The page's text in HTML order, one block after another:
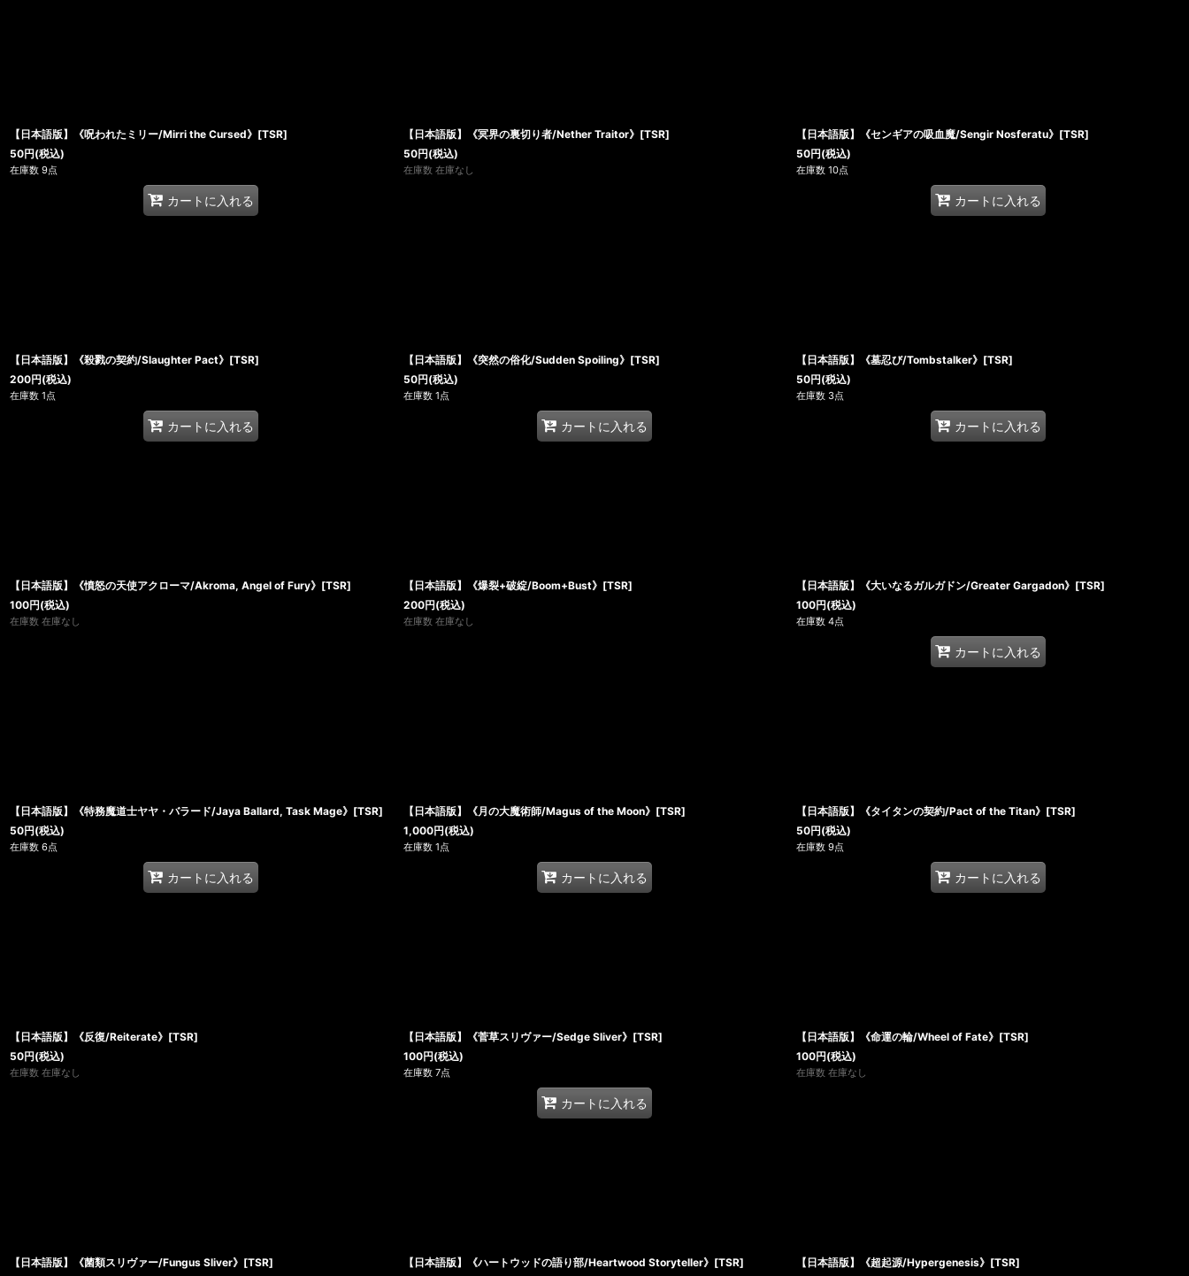
【日本語版】《呪われたミリー/Mirri the Cursed》[TSR]
50円(税込)
在庫数 9点
カートに入れる
【日本語版】《冥界の裏切り者/Nether Traitor》[TSR]
50円(税込)
在庫数 在庫なし
【日本語版】《センギアの吸血魔/Sengir Nosferatu》[TSR]
50円(税込)
在庫数 10点
カートに入れる
【日本語版】《殺戮の契約/Slaughter Pact》[TSR]
200円(税込)
在庫数 1点
カートに入れる
【日本語版】《突然の俗化/Sudden Spoiling》[TSR]
50円(税込)
在庫数 1点
カートに入れる
【日本語版】《墓忍び/Tombstalker》[TSR]
50円(税込)
在庫数 3点
カートに入れる
【日本語版】《憤怒の天使アクローマ/Akroma, Angel of Fury》[TSR]
100円(税込)
在庫数 在庫なし
【日本語版】《爆裂+破綻/Boom+Bust》[TSR]
200円(税込)
在庫数 在庫なし
【日本語版】《大いなるガルガドン/Greater Gargadon》[TSR]
100円(税込)
在庫数 4点
カートに入れる
【日本語版】《特務魔道士ヤヤ・バラード/Jaya Ballard, Task Mage》[TSR]
50円(税込)
在庫数 6点
カートに入れる
【日本語版】《月の大魔術師/Magus of the Moon》[TSR]
1,000円(税込)
在庫数 1点
カートに入れる
【日本語版】《タイタンの契約/Pact of the Titan》[TSR]
50円(税込)
在庫数 9点
カートに入れる
【日本語版】《反復/Reiterate》[TSR]
50円(税込)
在庫数 在庫なし
【日本語版】《菅草スリヴァー/Sedge Sliver》[TSR]
100円(税込)
在庫数 7点
カートに入れる
【日本語版】《命運の輪/Wheel of Fate》[TSR]
100円(税込)
在庫数 在庫なし
【日本語版】《菌類スリヴァー/Fungus Sliver》[TSR]
【日本語版】《ハートウッドの語り部/Heartwood Storyteller》[TSR]
【日本語版】《超起源/Hypergenesis》[TSR]